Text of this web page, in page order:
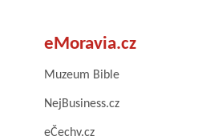
eMoravia.cz
Muzeum Bible
NejBusiness.cz
eČechy.cz